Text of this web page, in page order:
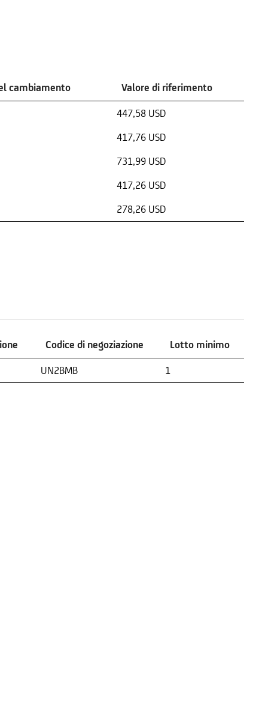
cambiamento Valore di riferimento
447,58 USD
417,76 USD
731,99 USD
417,26 USD
278,26 USD
Codice di negoziazione
Lotto minimo
Codice di negoziazione
UN2BMB 1